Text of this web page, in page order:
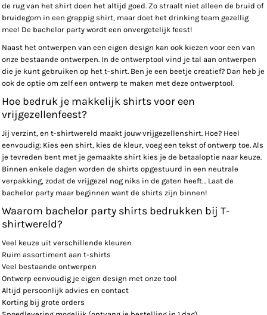
de rug van het shirt doen het altijd goed. Zo straalt niet alleen de bruid of
bruidegom in een grappig shirt, maar doet het drinking team gezellig
mee! De bachelor party wordt een onvergetelijk feest!
Naast het ontwerpen van een eigen design kan ook kiezen voor een van
onze bestaande ontwerpen. In de ontwerptool vind je tal aan ontwerpen
die je kunt gebruiken op het t-shirt. Ben je een beetje creatief? Dan heb je
ook de optie om zelf een ontwerp te maken met deze ontwerptool.
Hoe bedruk je makkelijk shirts voor een
vrijgezellenfeest?
Jij verzint, en t-shirtwereld maakt jouw vrijgezellenshirt. Hoe? Heel
eenvoudig: Kies een shirt, kies de kleur, voeg een tekst of ontwerp toe. Als
je tevreden bent met je gemaakte shirt kies je de betaaloptie naar keuze.
Binnen enkele dagen worden de shirts opgestuurd in een neutrale
verpakking, zodat de vrijgezel nog niks in de gaten heeft… Laat de
bachelor party maar beginnen want de shirts zijn binnen!
Waarom bachelor party shirts bedrukken bij T-
shirtwereld?
Veel keuze uit verschillende kleuren
Ruim assortiment aan t-shirts
Veel bestaande ontwerpen
Ontwerp eenvoudig je eigen design met onze tool
Altijd persoonlijk advies en contact
Korting bij grote orders